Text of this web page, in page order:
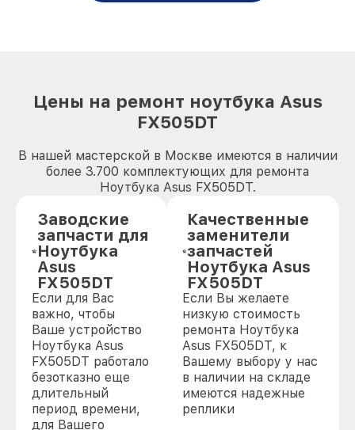
Цены на ремонт ноутбука Asus
FX505DT
В нашей мастерской в Москве имеются в наличии
более 3.700 комплектующих для ремонта
Ноутбука Asus FX505DT.
Заводские
запчасти для
Ноутбука
Asus
FX505DT
Если для Вас
важно, чтобы
Ваше устройство
Ноутбука Asus
FX505DT работало
безотказно еще
длительный
период времени,
для Вашего
Качественные
заменители
запчастей
Ноутбука Asus
FX505DT
Если Вы желаете
низкую стоимость
ремонта Ноутбука
Asus FX505DT, к
Вашему выбору у нас
в наличии на складе
имеются надежные
реплики